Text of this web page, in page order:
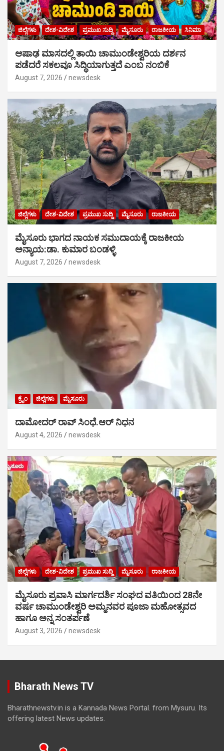
ಜಿಲ್ಲೆಗಳು ದೇಶ-ವಿದೇಶ ಪ್ರಮುಖ ಸುದ್ದಿ ಮೈಸೂರು ರಾಜಕೀಯ ಸಿನಿಮಾ
ಆಷಾಢ ಮಾಸದಲ್ಲಿ ತಾಯಿ ಚಾಮುಂಡೇಶ್ವರಿಯ ದರ್ಶನ
ಪಡೆದರೆ ಸಕಲವೂ ಸಿದ್ಧಿಯಾಗುತ್ತದೆ ಎಂಬ ನಂಬಿಕೆ
August 7, 2026 newsdesk
ಜಿಲ್ಲೆಗಳು ದೇಶ-ವಿದೇಶ ಪ್ರಮುಖ ಸುದ್ದಿ ಮೈಸೂರು ರಾಜಕೀಯ
ಮೈಸೂರು ಭಾಗದ ನಾಯಕ ಸಮುದಾಯಕ್ಕೆ ರಾಜಕೀಯ
ಅನ್ಯಾಯ:ಡಾ. ಕುಮಾರ ಬಂಡಳ್ಳಿ
August 7, 2026 newsdesk
ಕ್ರೈಂ ಜಿಲ್ಲೆಗಳು ಮೈಸೂರು
ದಾಮೋದರ್ ರಾವ್ ಸಿಂಧೆ.ಆರ್ ನಿಧನ
August 4, 2026 newsdesk
ಜಿಲ್ಲೆಗಳು ದೇಶ-ವಿದೇಶ ಪ್ರಮುಖ ಸುದ್ದಿ ಮೈಸೂರು ರಾಜಕೀಯ
ಮೈಸೂರು ಪ್ರವಾಸಿ ಮಾರ್ಗದರ್ಶಿ ಸಂಘದ ವತಿಯಿಂದ 28ನೇ
ವರ್ಷ ಚಾಮುಂಡೇಶ್ವರಿ ಅಮ್ಮನವರ ಪೂಜಾ ಮಹೋತ್ಸವದ
ಹಾಗೂ ಅನ್ನ ಸಂತರ್ಪಣೆ
August 3, 2026 newsdesk
Bharath News TV
Bharathnewstv.in is a Kannada News Portal. from Mysuru. Its
offering latest News updates.